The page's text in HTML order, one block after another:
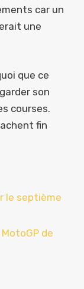
car un
une
que ce
son
courses.
fin
le septième
de